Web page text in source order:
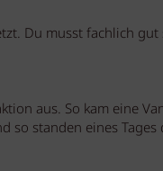
Du musst fachlich
aus. So kam eine
standen eines